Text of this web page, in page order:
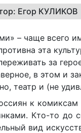
Егор КУЛИКОВ
– чаще всего
эта
за
в этом и
театр и (не
к
Кто-то до
вид